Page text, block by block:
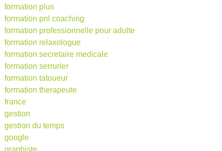
formation plus
formation pnl coaching
formation professionnelle pour adulte
formation relaxologue
formation secretaire medicale
formation serrurier
formation tatoueur
formation therapeute
france
gestion
gestion du temps
google